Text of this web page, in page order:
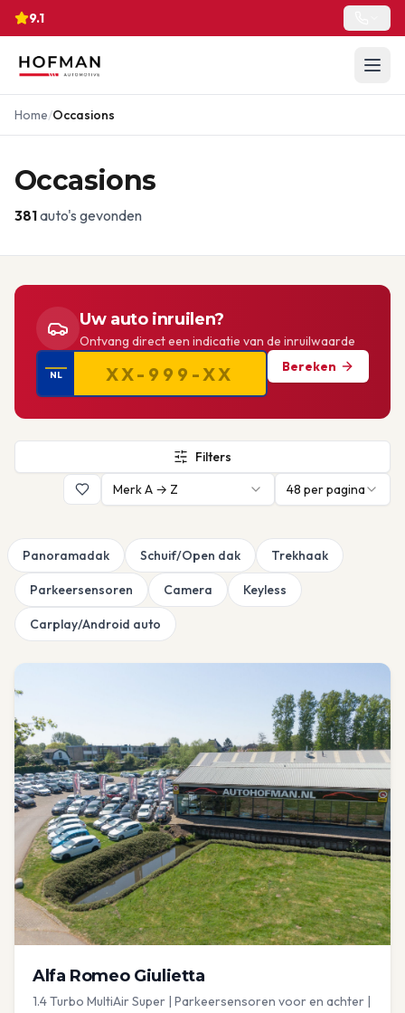
9.1
Home/Occasions
Occasions
381auto's gevonden
Uw auto inruilen?
Ontvang direct een indicatie van de inruilwaarde
NL
Bereken
Filters
Merk A → Z
48 per pagina
Panoramadak Schuif/Open dak Trekhaak
Parkeersensoren Camera Keyless
Carplay/Android auto
Alfa Romeo Giulietta
1.4 Turbo MultiAir Super | Parkeersensoren voor en achter |